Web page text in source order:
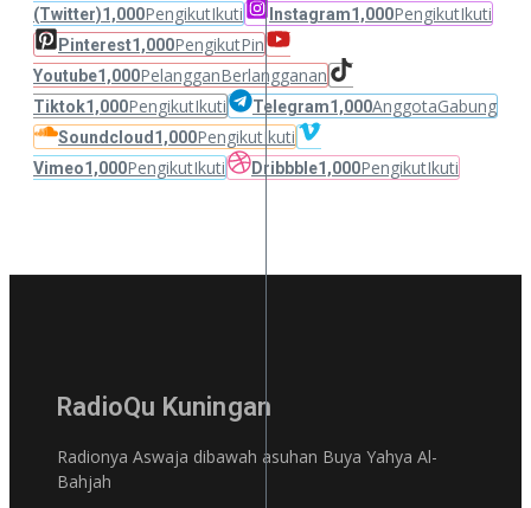
(Twitter)1,000PengikutIkuti Instagram1,000PengikutIkuti
Pinterest1,000PengikutPin
Youtube1,000PelangganBerlangganan
Tiktok1,000PengikutIkuti Telegram1,000AnggotaGabung
Soundcloud 1,000PengikutIkuti
Vimeo1,000PengikutIkuti Dribbble1,000PengikutIkuti
RadioQu Kuningan
Radionya Aswaja dibawah asuhan Buya Yahya Al-
Bahjah